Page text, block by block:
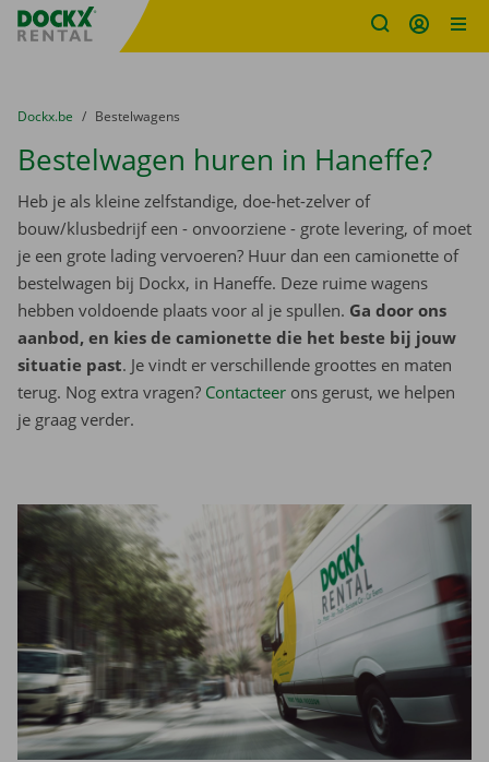
Fratello DEMO
U bevindt zich hier:
van
Dockx.be naar
Bestelwagens
Bestelwagen huren in Haneffe?
Heb je als kleine zelfstandige, doe-het-zelver of
bouw/klusbedrijf een - onvoorziene - grote levering, of moet
je een grote lading vervoeren? Huur dan een camionette of
bestelwagen bij Dockx, in Haneffe. Deze ruime wagens
hebben voldoende plaats voor al je spullen. Ga door ons
aanbod, en kies de camionette die het beste bij jouw
situatie past. Je vindt er verschillende groottes en maten
terug. Nog extra vragen? Contacteer ons gerust, we helpen
je graag verder.